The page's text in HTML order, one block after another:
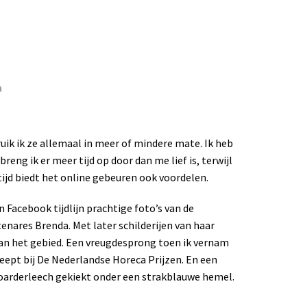
ik ze allemaal in meer of mindere mate. Ik heb
ik er meer tijd op door dan me lief is, terwijl
biedt het online gebeuren ook voordelen.
tijdlijn prachtige foto’s van de
Brenda. Met later schilderijen van haar
het gebied. Een vreugdesprong toen ik vernam
bij De Nederlandse Horeca Prijzen. En een
gekiekt onder een strakblauwe hemel.